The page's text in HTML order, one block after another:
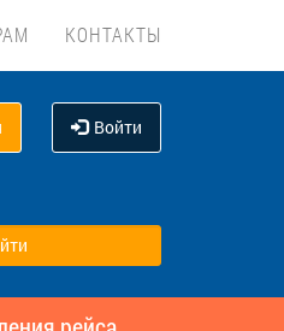
КОНТАКТЫ
Войти